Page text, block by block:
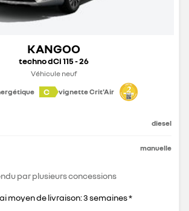
KANGOO
techno dCi 115 - 26
Véhicule neuf
C vignette Crit'Air
diesel
manuelle
par plusieurs concessions
moyen de livraison: 3 semaines *